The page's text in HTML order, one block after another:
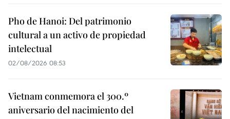
Pho de Hanoi: Del patrimonio
cultural a un activo de propiedad
intelectual
02/08/2026 08:53
Vietnam conmemora el 300.º
aniversario del nacimiento del